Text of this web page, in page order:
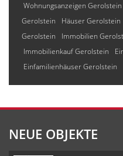
Wohnungsanzeigen Gerolstein
Gerolstein
Häuser Gerolstein
Gerolstein
Immobilien
Immobilienkauf Gerolstein
Einfamilienhäuser Gerolstein
NEUE OBJEKTE